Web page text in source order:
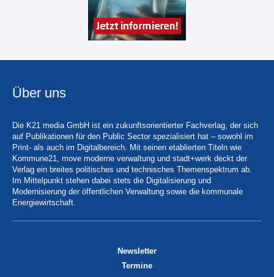
Über uns
Die K21 media GmbH ist ein zukunftsorientierter Fachverlag, der sich
auf Publikationen für den Public Sector spezialisiert hat – sowohl im
Print- als auch im Digitalbereich. Mit seinen etablierten Titeln wie
Kommune21, move moderne verwaltung und stadt+werk deckt der
Verlag ein breites politisches und technisches Themenspektrum ab.
Im Mittelpunkt stehen dabei stets die Digitalisierung und
Modernisierung der öffentlichen Verwaltung sowie die kommunale
Energiewirtschaft.
Newsletter
Termine